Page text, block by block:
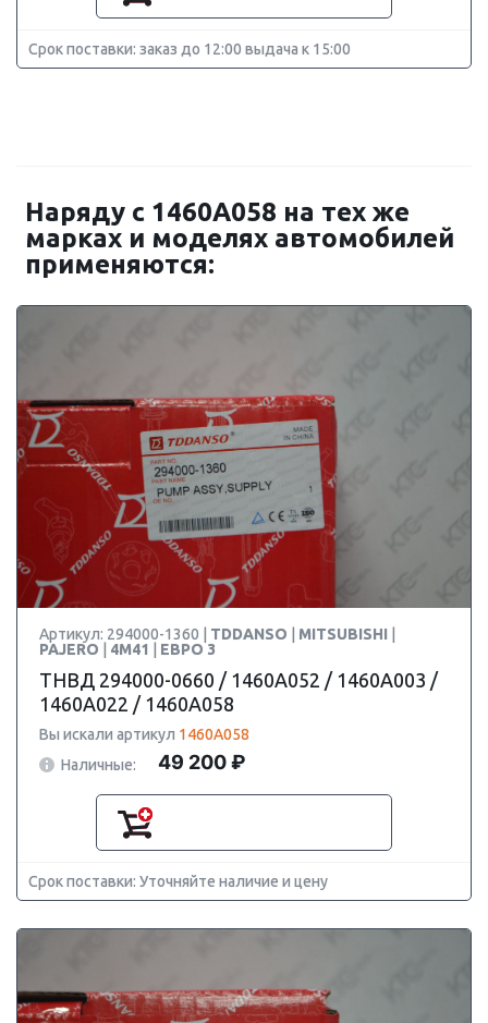
Срок поставки: заказ до 12:00 выдача к 15:00
Наряду с 1460A058 на тех же
марках и моделях автомобилей
применяются:
Артикул: 294000-1360 | TDDANSO MITSUBISHI
PAJERO
4M41 ЕВРО 3
ТНВД 294000-0660 / 1460A052 / 1460A003 /
1460A022 / 1460A058
Вы искали артикул 1460A058
Наличные:
49 200 ₽
Срок поставки: Уточняйте наличие и цену